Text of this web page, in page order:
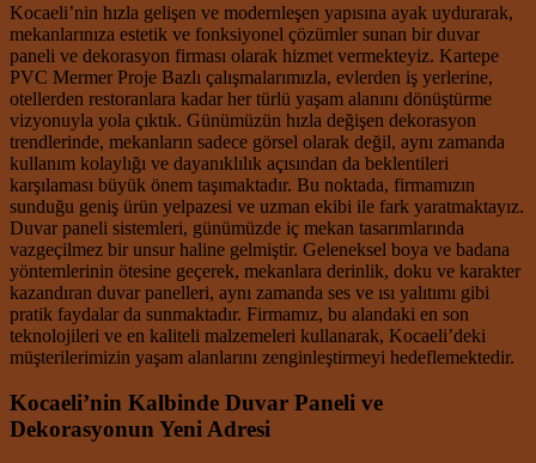
Kocaeli’nin hızla gelişen ve modernleşen yapısına ayak uydurarak,
mekanlarınıza estetik ve fonksiyonel çözümler sunan bir duvar
paneli ve dekorasyon firması olarak hizmet vermekteyiz. Kartepe
PVC Mermer Proje Bazlı çalışmalarımızla, evlerden iş yerlerine,
otellerden restoranlara kadar her türlü yaşam alanını dönüştürme
vizyonuyla yola çıktık. Günümüzün hızla değişen dekorasyon
trendlerinde, mekanların sadece görsel olarak değil, aynı zamanda
kullanım kolaylığı ve dayanıklılık açısından da beklentileri
karşılaması büyük önem taşımaktadır. Bu noktada, firmamızın
sunduğu geniş ürün yelpazesi ve uzman ekibi ile fark yaratmaktayız.
Duvar paneli sistemleri, günümüzde iç mekan tasarımlarında
vazgeçilmez bir unsur haline gelmiştir. Geleneksel boya ve badana
yöntemlerinin ötesine geçerek, mekanlara derinlik, doku ve karakter
kazandıran duvar panelleri, aynı zamanda ses ve ısı yalıtımı gibi
pratik faydalar da sunmaktadır. Firmamız, bu alandaki en son
teknolojileri ve en kaliteli malzemeleri kullanarak, Kocaeli’deki
müşterilerimizin yaşam alanlarını zenginleştirmeyi hedeflemektedir.
Kocaeli’nin Kalbinde Duvar Paneli ve
Dekorasyonun Yeni Adresi